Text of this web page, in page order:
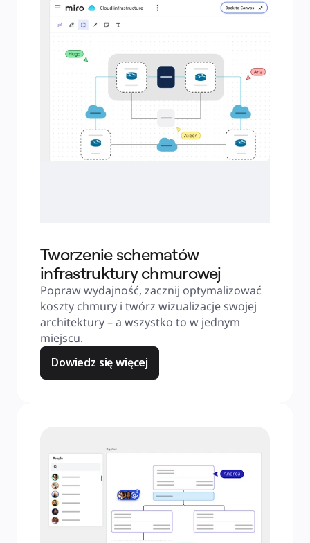
Tworzenie schematów
infrastruktury chmurowej
Popraw wydajność, zacznij optymalizować
koszty chmury i twórz wizualizacje swojej
architektury – a wszystko to w jednym
miejscu.
Dowiedz się więcej